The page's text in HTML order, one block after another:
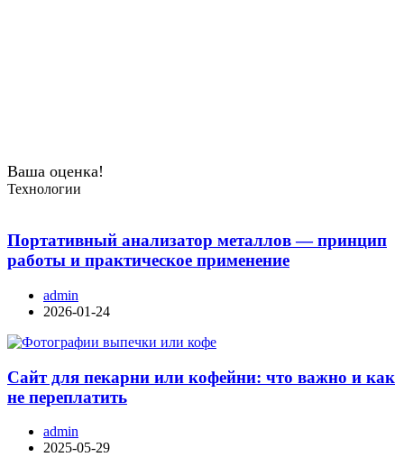
Ваша оценка!
Технологии
Портативный анализатор металлов — принцип
работы и практическое применение
admin
2026-01-24
Сайт для пекарни или кофейни: что важно и как
не переплатить
admin
2025-05-29